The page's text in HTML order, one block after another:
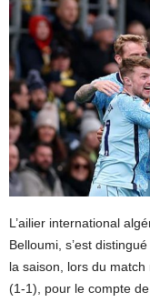
L’ailier international
Belloumi, s’est
la saison, lors du
(1-1), pour le compte